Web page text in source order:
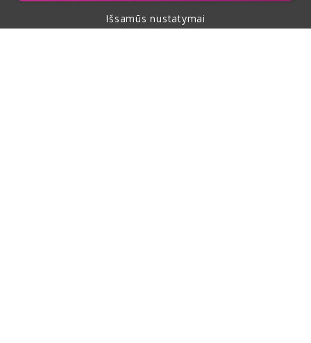
Išsamūs nustatymai